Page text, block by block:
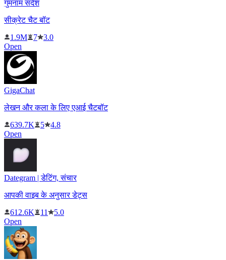
गुमनाम संदेश
सीक्रेट चैट बॉट
1.9M
7
3.0
Open
GigaChat
लेखन और कला के लिए एआई चैटबॉट
639.7K
5
4.8
Open
Dategram | डेटिंग, संचार
आपकी वाइब के अनुसार डेट्स
612.6K
11
5.0
Open